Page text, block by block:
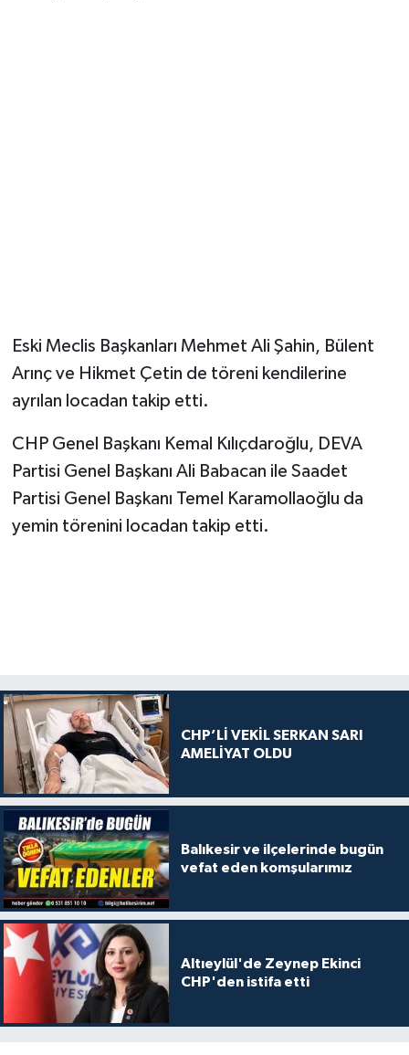
Eski Meclis Başkanları Mehmet Ali Şahin, Bülent
Arınç ve Hikmet Çetin de töreni kendilerine
ayrılan locadan takip etti.
CHP Genel Başkanı Kemal Kılıçdaroğlu, DEVA
Partisi Genel Başkanı Ali Babacan ile Saadet
Partisi Genel Başkanı Temel Karamollaoğlu da
yemin törenini locadan takip etti.
CHP’Lİ VEKİL SERKAN SARI
AMELİYAT OLDU
Balıkesir ve ilçelerinde bugün
vefat eden komşularımız
Altıeylül'de Zeynep Ekinci
CHP'den istifa etti